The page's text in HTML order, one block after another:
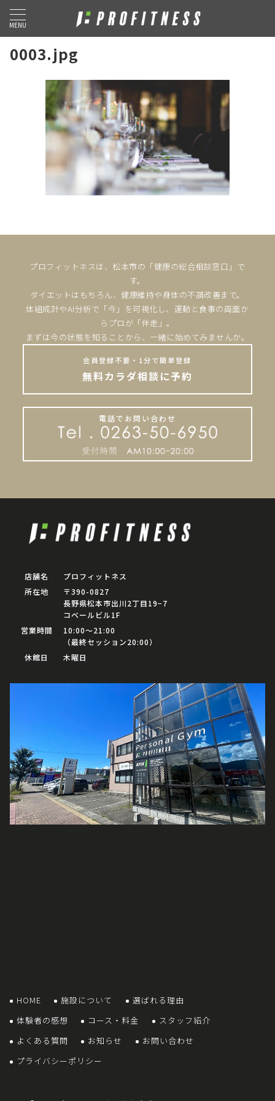
MENU
0003.jpg
プロフィットネスは、松本市の「健康の総合相談窓口」で
す。
ダイエットはもちろん、健康維持や身体の不調改善まで。
体組成計やAI分析で「今」を可視化し、運動と食事の両面か
らプロが「伴走」。
まずは今の状態を知ることから、一緒に始めてみませんか。
会員登録不要・1分で簡単登録
無料カラダ相談に予約
電話でお問い合わせ
店舗名
プロフィットネス
所在地
〒390-0827
長野県松本市出川2丁目19−7
コベールビル1F
営業時間
10:00〜21:00
（最終セッション20:00）
休館日
木曜日
HOME 施設について
選ばれる理由
体験者の感想
コース・料金
スタッフ紹介
よくある質問
お知らせ
お問い合わせ
プライバシーポリシー